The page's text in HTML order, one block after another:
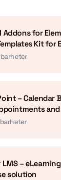
Addons for
Kit for
– Calendar
–
solution